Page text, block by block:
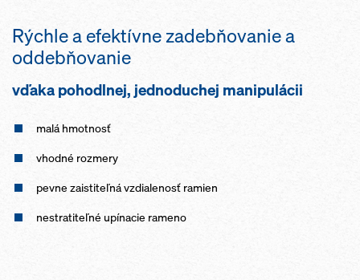
Rýchle a efektívne zadebňovanie a
oddebňovanie
vďaka pohodlnej, jednoduchej manipulácii
malá hmotnosť
vhodné rozmery
pevne zaistiteľná vzdialenosť ramien
nestratiteľné upínacie rameno